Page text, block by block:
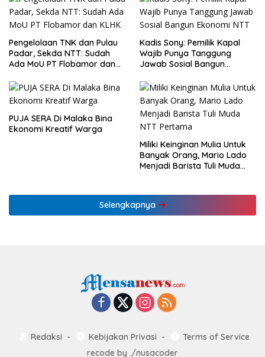
Pengelolaan TNK dan Pulau
Padar, Sekda NTT: Sudah
Ada MoU PT Flobamor dan
Kadis Sony: Pemilik Kapal
Wajib Punya Tanggung
Jawab Sosial Bangun
PUJA SERA Di Malaka Bina
Ekonomi Kreatif Warga
Miliki Keinginan Mulia Untuk
Banyak Orang, Mario Lado
Menjadi Barista Tuli Muda
Selengkapnya
Redaksi Kebijakan Privasi
Terms of Service
recode by ./nusacoder